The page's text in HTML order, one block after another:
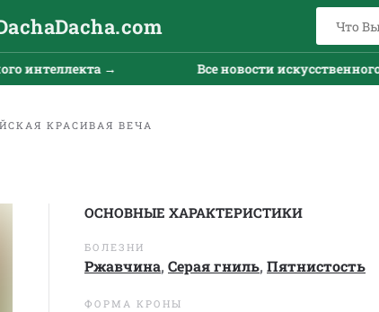
→ Все новости искусственного
КРАСИВАЯ ВЕЧА
ОСНОВНЫЕ ХАРАКТЕРИСТИКИ
БОЛЕЗНИ
Ржавчина, Серая гниль, Пятнистость
ФОРМА КРОНЫ